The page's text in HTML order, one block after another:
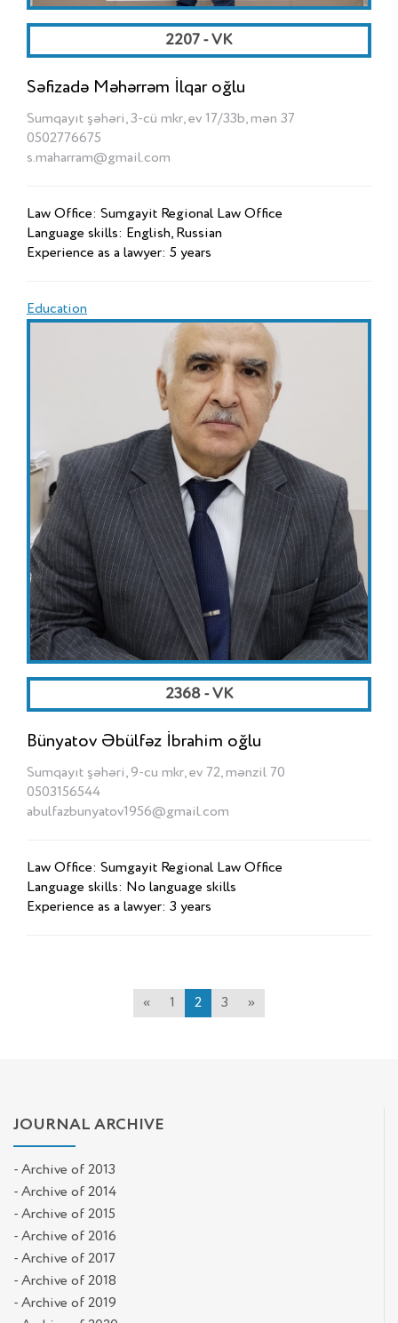
2207 - VK
Səfizadə Məhərrəm İlqar oğlu
Sumqayıt şəhəri, 3-cü mkr, ev 17/33b, mən 37
0502776675
s.maharram@gmail.com
Law Office: Sumgayit Regional Law Office
Language skills: English, Russian
Experience as a lawyer: 5 years
Education
2368 - VK
Bünyatov Əbülfəz İbrahim oğlu
Sumqayıt şəhəri, 9-cu mkr, ev 72, mənzil 70
0503156544
abulfazbunyatov1956@gmail.com
Law Office: Sumgayit Regional Law Office
Language skills: No language skills
Experience as a lawyer: 3 years
« 1 2 3 »
JOURNAL ARCHIVE
- Archive of 2013
- Archive of 2014
- Archive of 2015
- Archive of 2016
- Archive of 2017
- Archive of 2018
- Archive of 2019